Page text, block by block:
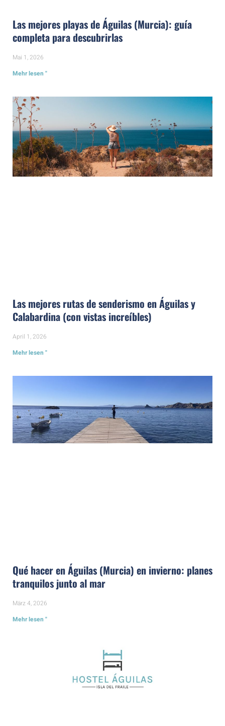
Las mejores playas de Águilas (Murcia): guía
completa para descubrirlas
Mai 1, 2026
Mehr lesen "
Las mejores rutas de senderismo en Águilas y
Calabardina (con vistas increíbles)
April 1, 2026
Mehr lesen "
Qué hacer en Águilas (Murcia) en invierno: planes
tranquilos junto al mar
März 4, 2026
Mehr lesen "